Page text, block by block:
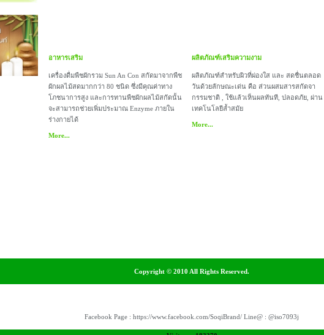
อาหารเสริม
เครื่องดื่มพืชผักรวม Sun An Con สกัดมาจากพืช
ผักผลไม้สดมากกว่า 80 ชนิด ซึ่งมีคุณค่าทาง
โภชนาการสูง และการทานพืชผักผลไม้สกัดนั้น
จะสามารถช่วยเพิ่มประมาณ Enzyme ภายใน
ร่างกายได้
More...
ผลิตภัณฑ์เสริมความงาม
ผลิตภัณฑ์สำหรับผิวที่ผ่องใส และ สดชื่นตลอด
วันด้วยลักษณะเด่น คือ ส่วนผสมสารสกัดจา
กรรมชาติ , ใช้แล้วเห็นผลทันที, ปลอดภัย, ผ่าน
เทคโนโลยีล้ำสมัย
More...
Copyright © 2010 All Rights Reserved.
Facebook Page : https://www.facebook.com/SoqiBrand/ Line@ : @iso7093j